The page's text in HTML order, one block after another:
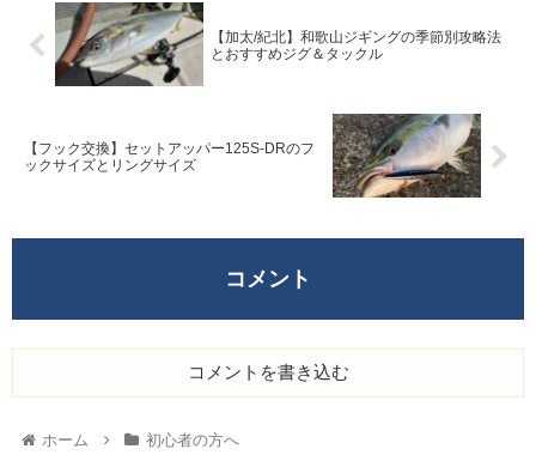
【加太/紀北】和歌山ジギングの季節別攻略法
とおすすめジグ＆タックル
【フック交換】セットアッパー125S-DRのフ
ックサイズとリングサイズ
コメント
コメントを書き込む
ホーム 初心者の方へ